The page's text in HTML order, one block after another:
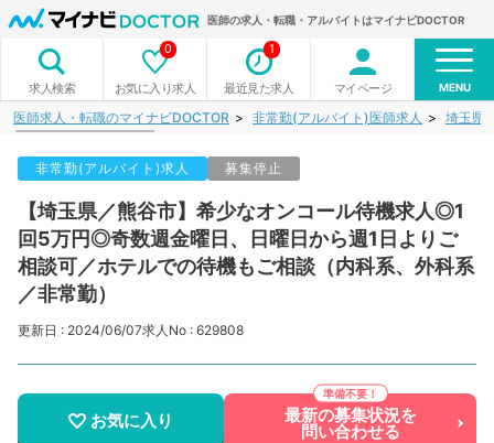
医師の求人・転職・アルバイトはマイナビDOCTOR
求人検索 お気に入り求人
0
最近見た求人
1
マイページ MENU
医師求人・転職のマイナビDOCTOR 非常勤(アルバイト)医師求人 埼玉県
非常勤(アルバイト)求人 募集停止
【埼玉県／熊谷市】希少なオンコール待機求人◎1
回5万円◎奇数週金曜日、日曜日から週1日よりご
相談可／ホテルでの待機もご相談（内科系、外科系
／非常勤）
更新日 : 2024/06/07求人No : 629808
お気に入り 最新の募集状況を
問い合わせる